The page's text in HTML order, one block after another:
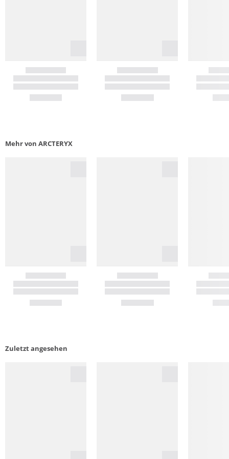
Mehr von ARCTERYX
Zuletzt angesehen